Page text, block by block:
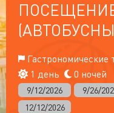
Гастрономические
1 день
0 ночей
9/12/2026 9/26/
12/12/2026